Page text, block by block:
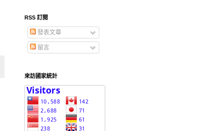
RSS 訂閱
發表文章
留言
來訪國家統計